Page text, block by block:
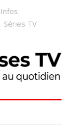
Infos
Séries TV